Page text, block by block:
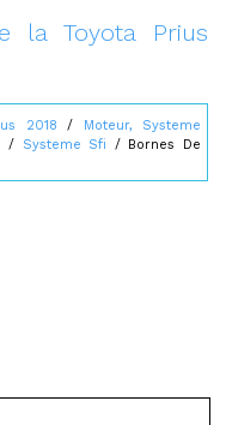
la Toyota Prius
2018 /
Moteur, Systeme
/ Systeme Sfi
/ Bornes De